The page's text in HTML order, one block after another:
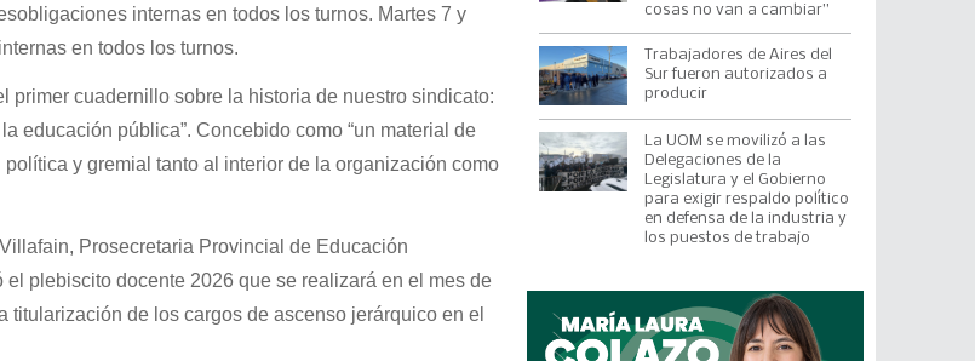
internas en todos los turnos. Martes 7 y
en todos los turnos.
primer cuadernillo sobre la historia de nuestro sindicato:
educación pública”. Concebido como “un material de
y gremial tanto al interior de la organización como
Prosecretaria Provincial de Educación
plebiscito docente 2026 que se realizará en el mes de
de los cargos de ascenso jerárquico en el
cosas no van a cambiar”
Trabajadores de Aires del
Sur fueron autorizados a
producir
La UOM se movilizó a las
Delegaciones de la
Legislatura y el Gobierno
para exigir respaldo político
en defensa de la industria y
los puestos de trabajo